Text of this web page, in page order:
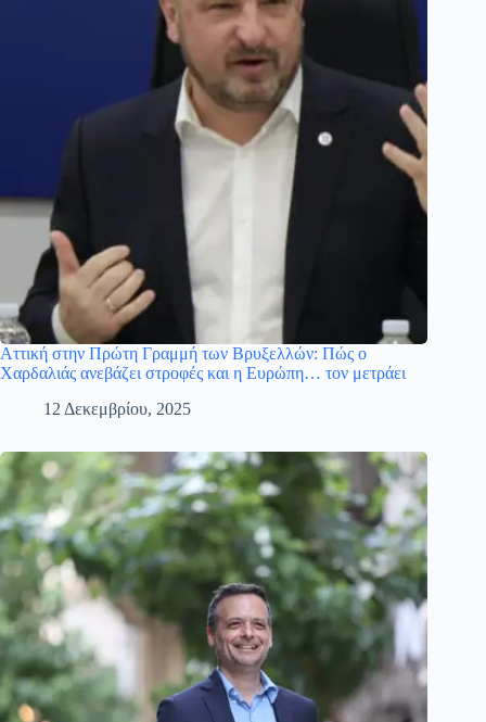
Αττική στην Πρώτη Γραμμή των Βρυξελλών: Πώς ο
Χαρδαλιάς ανεβάζει στροφές και η Ευρώπη… τον μετράει
12 Δεκεμβρίου, 2025